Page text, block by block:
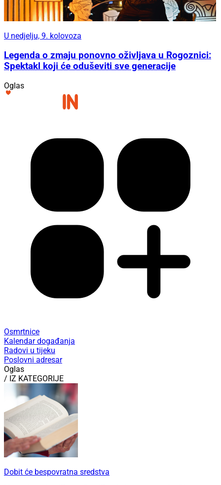
U nedjelju, 9. kolovoza
Legenda o zmaju ponovno oživljava u Rogoznici:
Spektakl koji će oduševiti sve generacije
Oglas
Osmrtnice
Kalendar događanja
Radovi u tijeku
Poslovni adresar
Oglas
/ IZ KATEGORIJE
Dobit će bespovratna sredstva